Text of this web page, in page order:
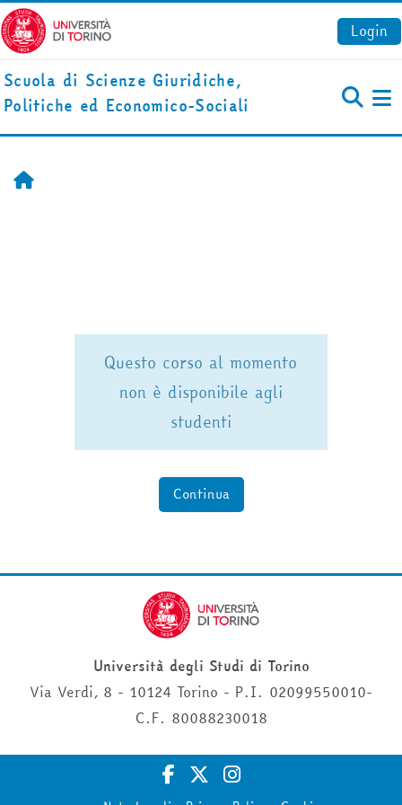
Vai al contenuto principale
Login
Scuola di Scienze Giuridiche,
Politiche ed Economico-Sociali
Home
Questo corso al momento
non è disponibile agli
studenti
Continua
Università degli Studi di Torino
Via Verdi, 8 - 10124 Torino - P.I. 02099550010-
C.F. 80088230018